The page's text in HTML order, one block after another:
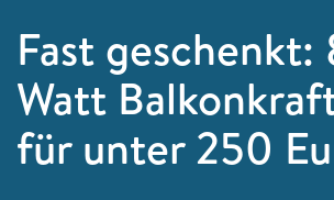
Fast
Watt
für unter 250